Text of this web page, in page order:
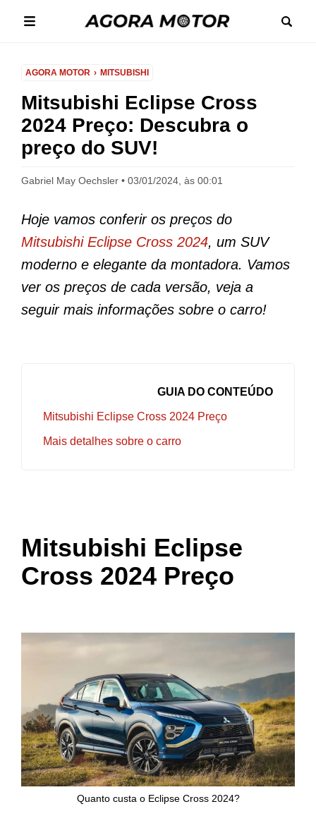
AGORA MOTOR MITSUBISHI
Mitsubishi Eclipse Cross
2024 Preço: Descubra o
preço do SUV!
Gabriel May Oechsler 03/01/2024, às 00:01
Hoje vamos conferir os preços do
Mitsubishi Eclipse Cross 2024, um SUV
moderno e elegante da montadora. Vamos
ver os preços de cada versão, veja a
seguir mais informações sobre o carro!
GUIA DO CONTEÚDO
Mitsubishi Eclipse Cross 2024 Preço
Mais detalhes sobre o carro
Mitsubishi Eclipse
Cross 2024 Preço
Quanto custa o Eclipse Cross 2024?